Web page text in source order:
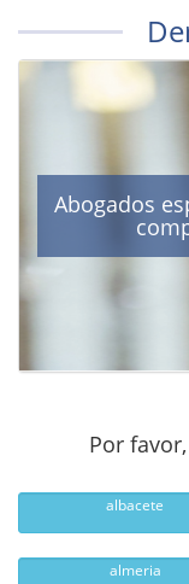
Abogados
Por
albacete
almeria